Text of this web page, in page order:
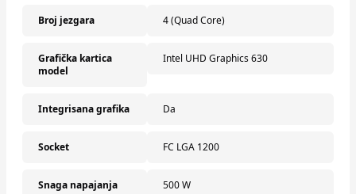
Broj jezgara 4 (Quad Core)
Grafička kartica
model
Intel UHD Graphics 630
Integrisana grafika Da
Socket FC LGA 1200
Snaga napajanja 500 W